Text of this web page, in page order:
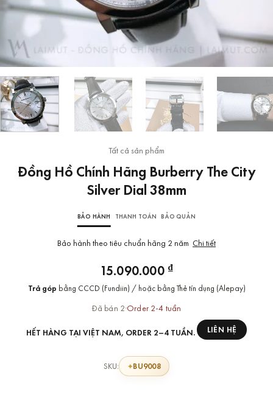
Tất cả sản phẩm
Đồng Hồ Chính Hãng Burberry The City
Silver Dial 38mm
BẢO HÀNH THANH TOÁN BẢO QUẢN
Bảo hành theo tiêu chuẩn hãng 2 năm Chi tiết
15.090.000 ₫
Trả góp bằng CCCD (Fundiin) / hoặc bằng Thẻ tín dụng (Alepay)
Đã bán 2·Order 2-4 tuần
HẾT HÀNG TẠI VIỆT NAM, ORDER 2–4 TUẦN. LIÊN HỆ
SKU: BU9008